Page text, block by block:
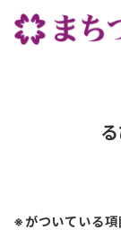
※がついている項